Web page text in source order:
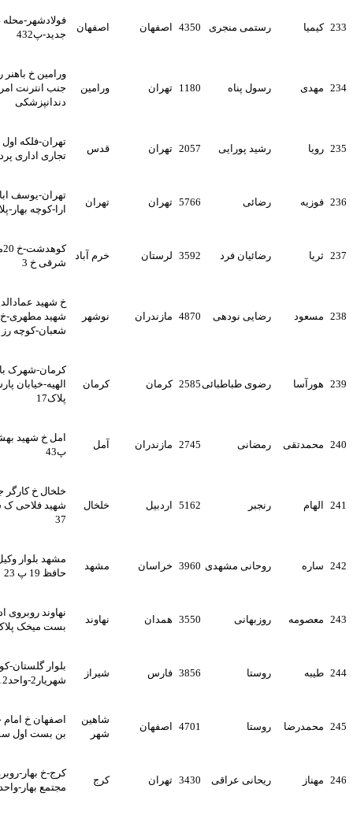
رستمی منجری 4350 اصفهان اصفهان
فولادشهر-محله a4-فرعی پنجم
جدید-پ432
رسول پناه 1180 تهران ورامین
ورامین خ باهنر روبروی سیلو
جنب انترنت امروز مجتمع
رشید پورایی 2057 تهران قدس
تهران-فلکه اول صادقیه-مجتمع
تجاری اداری پردیس-ط5واحد15
رضائی 5766 تهران
تهران-یوسف اباد-اول خجهان
ارا-کوچه بهار-پلاک9 -واحد8
رضائیان فرد 3592 لرستان خرم آباد
کوهدشت-خ 20متری -ضلع
شرقی خ 3
رضایی نودهی 4870 مازندران نوشهر
خ شهید عمادالدین کریمی--خ
شهید مطهری-خ شهید پور
رضوی طباطبائی 2585 کرمان کرمان
کرمان-شهرک باهنر-خیابان
الهیه-خیابان پارسا-پارسا11-
رمضانی 2745 مازندران آمل
امل خ شهید بهشتی اندیشه23
رنجبر 5162 خلخال
خلخال خ کارگر جنوبی کوچه
شهید فلاحی ک شهید نامجو پ
روحانی مشهدی 3960 خراسان مشهد
مشهد بلوار وکیل آباد بلوار
حافظ 19 پ 23
روزبهانی 3550 همدان نهاوند
نهاوند روبروی اداره برق بن
بست میخک پلاک20
روستا 3856 شیراز
بلوار گلستان-کوی شهریار-
شهریار2-واحد12
روستا 4701
شهر
اصفهان خ امام حمینی خ ملت
بن بست اول سمت راست
ریحانی عراقی 3430 تهران کرج
کرج-خ بهار-روبروی بانک رفاه-
مجتمع بهار-واحد43